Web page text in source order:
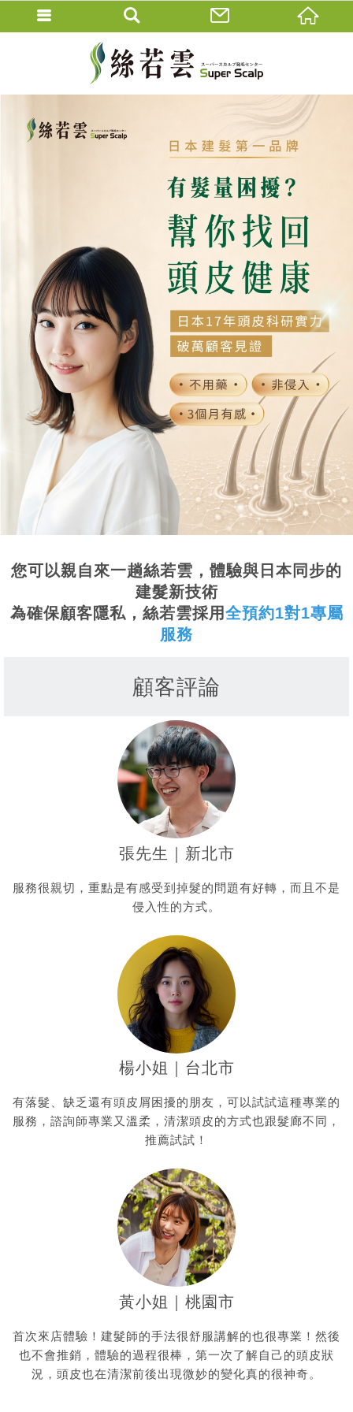
您可以親自來一趟絲若雲，體驗與日本同步的
建髮新技術
為確保顧客隱私，絲若雲採用全預約1對1專屬
服務
顧客評論
張先生｜新北市
服務很親切，重點是有感受到掉髮的問題有好轉，而且不是
侵入性的方式。
楊小姐｜台北市
有落髮、缺乏還有頭皮屑困擾的朋友，可以試試這種專業的
服務，諮詢師專業又溫柔，清潔頭皮的方式也跟髮廊不同，
推薦試試！
黃小姐｜桃園市
首次來店體驗！建髮師的手法很舒服講解的也很專業！然後
也不會推銷，體驗的過程很棒，第一次了解自己的頭皮狀
況，頭皮也在清潔前後出現微妙的變化真的很神奇。